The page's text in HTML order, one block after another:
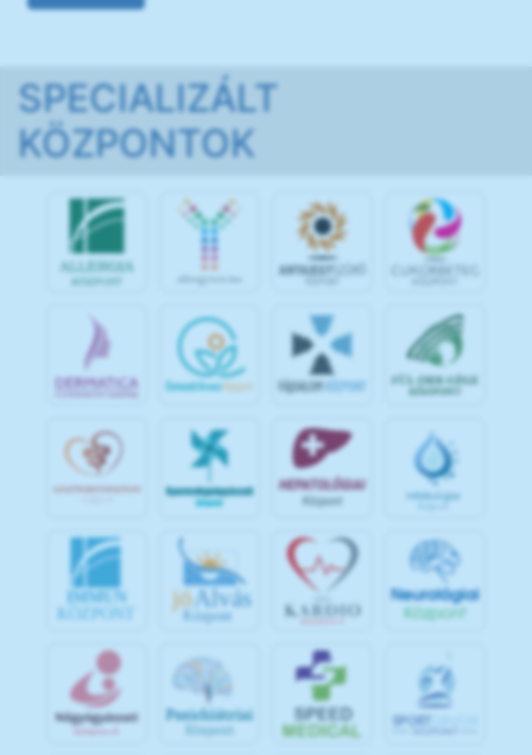
SPECIALIZÁLT
KÖZPONTOK
IMMUN
KÖZPONT
jó Alvás
Központ
SPORT